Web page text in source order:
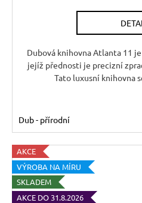
Dubová knihovna Atlanta 11
jejíž přednosti je precizní
Tato luxusní knihovna
Dub - přírodní
AKCE
VÝROBA NA MÍRU
SKLADEM
AKCE DO 31.8.2026